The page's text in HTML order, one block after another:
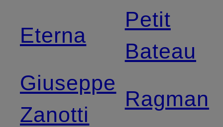
Eterna
Giuseppe
Zanotti
Petit
Bateau
Ragman